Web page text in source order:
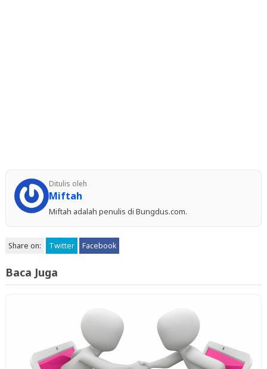
Ditulis oleh
Miftah
Miftah adalah penulis di Bungdus.com.
Share on: Twitter Facebook
Baca Juga